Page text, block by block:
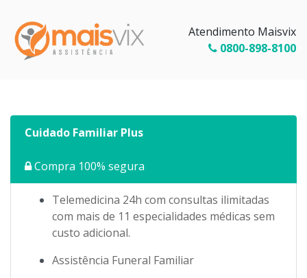
Atendimento Maisvix
0800-898-8100
Cuidado Familiar Plus
Compra 100% segura
Telemedicina 24h com consultas ilimitadas
com mais de 11 especialidades médicas sem
custo adicional.
Assistência Funeral Familiar